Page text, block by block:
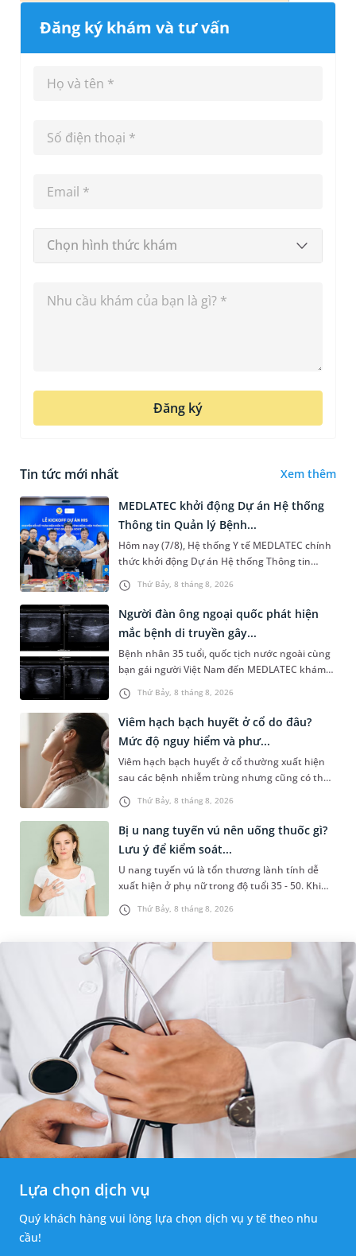
Đăng ký khám và tư vấn
Chọn hình thức khám
Đăng ký
Tin tức mới nhất Xem thêm
Thứ Bảy, 8 tháng 8, 2026
MEDLATEC khởi động Dự án Hệ thống
Thông tin Quản lý Bệnh...
Hôm nay (7/8), Hệ thống Y tế MEDLATEC chính
thức khởi động Dự án Hệ thống Thông tin
Quản lý Bệnh viện (HIS - Hospital Information
System) giai đoạn mới. Dự á...
Thứ Bảy, 8 tháng 8, 2026
Người đàn ông ngoại quốc phát hiện
mắc bệnh di truyền gây...
Bệnh nhân 35 tuổi, quốc tịch nước ngoài cùng
bạn gái người Việt Nam đến MEDLATEC khám
sức khỏe tiền hôn nhân. Qua thăm khám và
làm các xét nghiệm chuyên sâu,...
Thứ Bảy, 8 tháng 8, 2026
Viêm hạch bạch huyết ở cổ do đâu?
Mức độ nguy hiểm và phư...
Viêm hạch bạch huyết ở cổ thường xuất hiện
sau các bệnh nhiễm trùng nhưng cũng có thể
liên quan đến lao hạch hoặc ung thư. Để tìm
hiểu nguyên nhân gây viêm,...
Thứ Bảy, 8 tháng 8, 2026
Bị u nang tuyến vú nên uống thuốc gì?
Lưu ý để kiểm soát...
U nang tuyến vú là tổn thương lành tính dễ
xuất hiện ở phụ nữ trong độ tuổi 35 - 50. Khi
được chẩn đoán mắc bệnh, nhiều người
thường băn khoăn u nang tuyến v...
Lựa chọn dịch vụ
Quý khách hàng vui lòng lựa chọn dịch vụ y tế theo nhu
cầu!